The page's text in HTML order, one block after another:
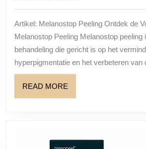
Artikel: Melanostop Peeling Ontdek de
Melanostop Peeling Melanostop peeling
behandeling die gericht is op het
hyperpigmentatie en het verbeteren van
READ MORE
MORE